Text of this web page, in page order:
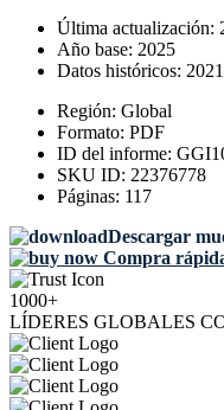
Última actualización:
Año base: 2025
Datos históricos:
Región: Global
Formato: PDF
ID del informe:
SKU ID: 22376778
Páginas: 117
Descargar
Compra
1000+
LÍDERES GLOBALES